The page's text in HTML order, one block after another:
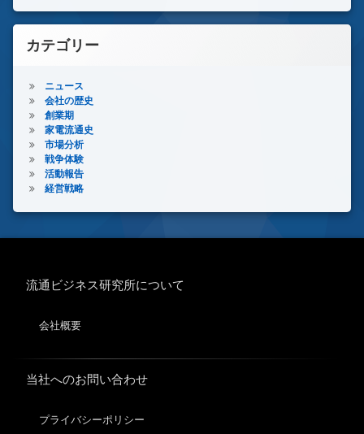
カテゴリー
ニュース
会社の歴史
創業期
家電流通史
市場分析
戦争体験
活動報告
経営戦略
流通ビジネス研究所について
会社概要
当社へのお問い合わせ
プライバシーポリシー